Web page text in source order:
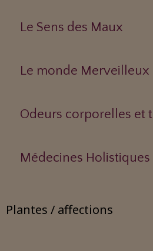
Le Sens des Maux
Le monde Merveilleux
Odeurs corporelles et
Médecines Holistiques
Plantes / affections